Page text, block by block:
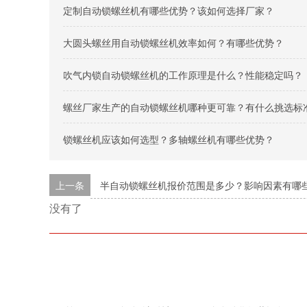
定制自动锁螺丝机有哪些优势？该如何选择厂家？
大圆头螺丝用自动锁螺丝机效率如何？有哪些优势？
吹气内锁自动锁螺丝机的工作原理是什么？性能稳定吗？
螺丝厂家生产的自动锁螺丝机哪种更可靠？有什么挑选标
锁螺丝机应该如何选型？多轴螺丝机有哪些优势？
上一条 半自动锁螺丝机报价范围是多少？影响因素有哪
没有了